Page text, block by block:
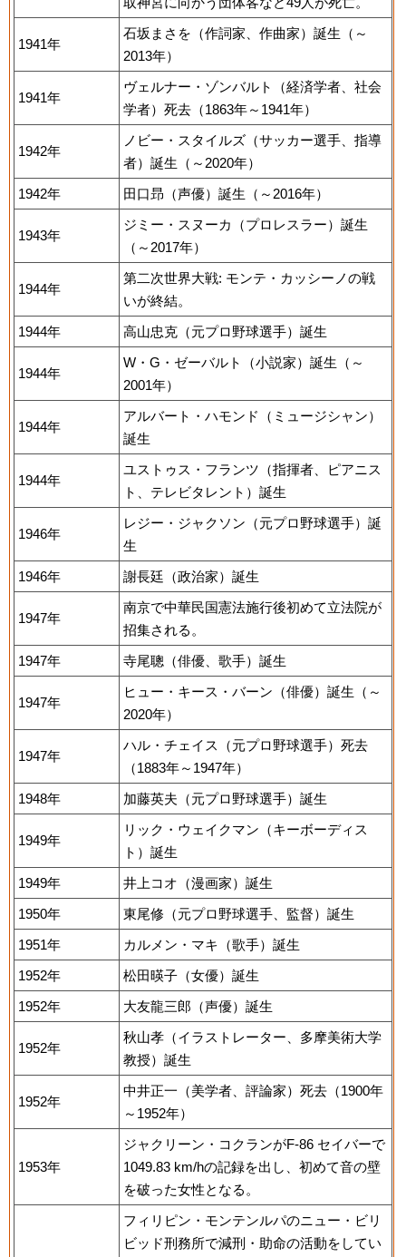
1941年
石坂まさを（作詞家、作曲家）誕生（～
2013年）
1941年
ヴェルナー・ゾンバルト（経済学者、社会
学者）死去（1863年～1941年）
1942年
ノビー・スタイルズ（サッカー選手、指導
者）誕生（～2020年）
1942年
田口昻（声優）誕生（～2016年）
1943年
ジミー・スヌーカ（プロレスラー）誕生
（～2017年）
1944年
第二次世界大戦: モンテ・カッシーノの戦
いが終結。
1944年
高山忠克（元プロ野球選手）誕生
1944年
W・G・ゼーバルト（小説家）誕生（～
2001年）
1944年
アルバート・ハモンド（ミュージシャン）
誕生
1944年
ユストゥス・フランツ（指揮者、ピアニス
ト、テレビタレント）誕生
1946年
レジー・ジャクソン（元プロ野球選手）誕
生
1946年
謝長廷（政治家）誕生
1947年
南京で中華民国憲法施行後初めて立法院が
招集される。
1947年
寺尾聰（俳優、歌手）誕生
1947年
ヒュー・キース・バーン（俳優）誕生（～
2020年）
1947年
ハル・チェイス（元プロ野球選手）死去
（1883年～1947年）
1948年
加藤英夫（元プロ野球選手）誕生
1949年
リック・ウェイクマン（キーボーディス
ト）誕生
1949年
井上コオ（漫画家）誕生
1950年
東尾修（元プロ野球選手、監督）誕生
1951年
カルメン・マキ（歌手）誕生
1952年
松田暎子（女優）誕生
1952年
大友龍三郎（声優）誕生
1952年
秋山孝（イラストレーター、多摩美術大学
教授）誕生
1952年
中井正一（美学者、評論家）死去（1900年
～1952年）
1953年
ジャクリーン・コクランがF-86 セイバーで
1049.83 km/hの記録を出し、初めて音の壁
を破った女性となる。
フィリピン・モンテンルパのニュー・ビリ
ビッド刑務所で減刑・助命の活動をしてい